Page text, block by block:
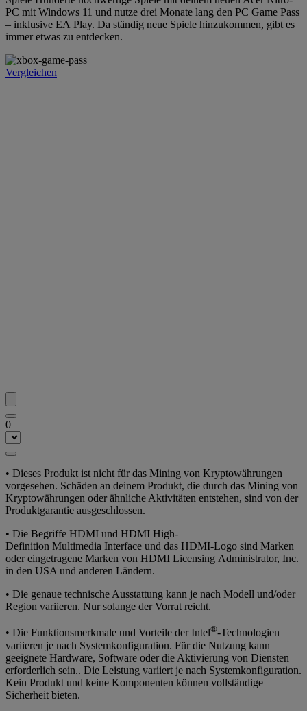
PC mit Windows 11 und nutze drei Monate lang den PC Game Pass
– inklusive EA Play. Da ständig neue Spiele hinzukommen, gibt es
immer etwas zu entdecken.
Vergleichen
0
• Dieses Produkt ist nicht für das Mining von Kryptowährungen
vorgesehen. Schäden an deinem Produkt, die durch das Mining von
Kryptowährungen oder ähnliche Aktivitäten entstehen, sind von der
Produktgarantie ausgeschlossen.
• Die Begriffe HDMI und HDMI High-
Definition Multimedia Interface und das HDMI-Logo sind Marken
oder eingetragene Marken von HDMI Licensing Administrator, Inc.
in den USA und anderen Ländern.
• Die genaue technische Ausstattung kann je nach Modell und/oder
Region variieren. Nur solange der Vorrat reicht.
• Die Funktionsmerkmale und Vorteile der Intel®-Technologien
variieren je nach Systemkonfiguration. Für die Nutzung kann
geeignete Hardware, Software oder die Aktivierung von Diensten
erforderlich sein.. Die Leistung variiert je nach Systemkonfiguration.
Kein Produkt und keine Komponenten können vollständige
Sicherheit bieten.